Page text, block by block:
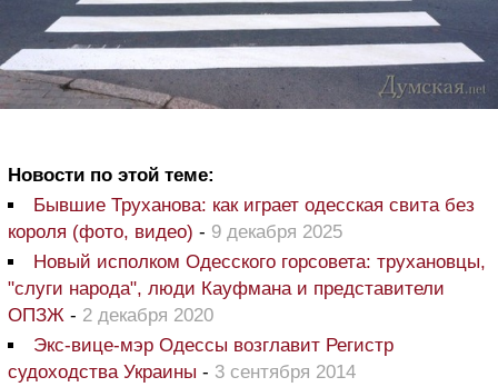
Новости по этой теме:
Бывшие Труханова: как играет одесская свита без
короля (фото, видео) - 9 декабря 2025
Новый исполком Одесского горсовета: трухановцы,
"слуги народа", люди Кауфмана и представители
ОПЗЖ - 2 декабря 2020
Экс-вице-мэр Одессы возглавит Регистр
судоходства Украины - 3 сентября 2014